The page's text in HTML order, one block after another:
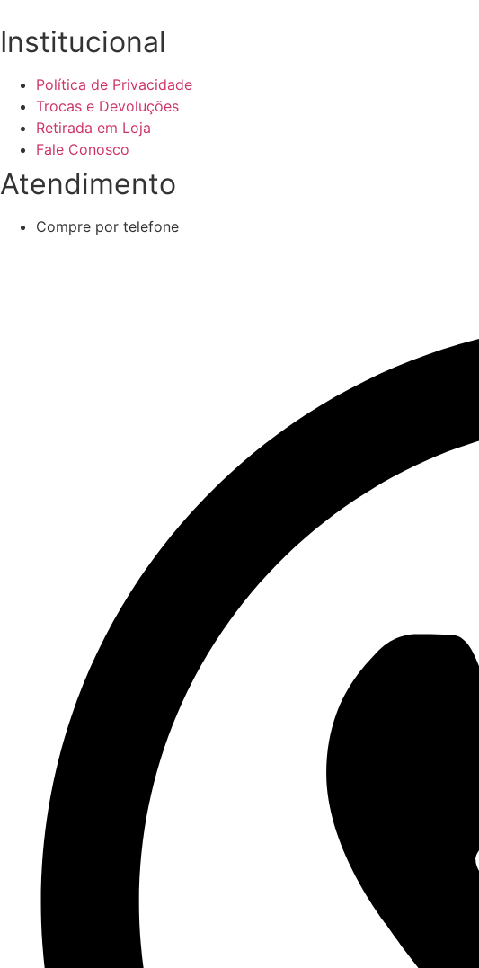
Institucional
Política de Privacidade
Trocas e Devoluções
Retirada em Loja
Fale Conosco
Atendimento
Compre por telefone